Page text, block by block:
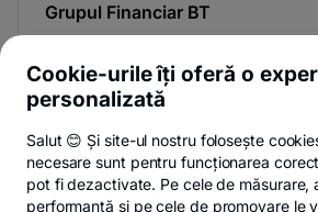
Grupul Financiar BT
Legal
Și afli primul noutățile de pe
Cookie-urile îți oferă o
personalizată
Salut 😊 Și site-ul nostru folosește
necesare sunt pentru funcționarea
pot fi dezactivate. Pe cele de măsurare,
performanță și pe cele de promovare le